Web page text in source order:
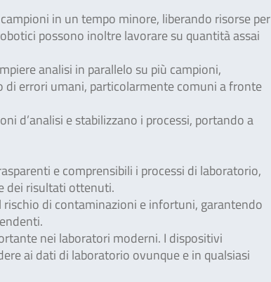
in un tempo minore, liberando risorse per
possono inoltre lavorare su quantità assai
analisi in parallelo su più campioni,
di errori umani, particolarmente comuni a fronte
d’analisi e stabilizzano i processi, portando a
e comprensibili i processi di laboratorio,
dei risultati ottenuti.
di contaminazioni e infortuni, garantendo
nei laboratori moderni. I dispositivi
ai dati di laboratorio ovunque e in qualsiasi